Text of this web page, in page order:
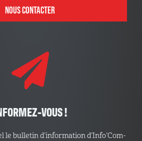
NOUS CONTACTER
VOUS !
le bulletin d’information d’Info’Com-